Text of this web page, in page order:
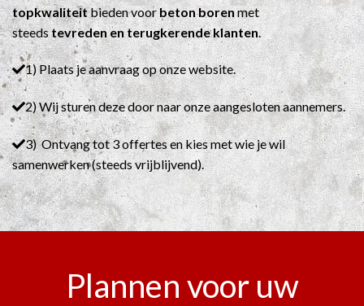
topkwaliteitbieden voorbeton borenmet
steedstevreden en terugkerende klanten
1) Plaats je aanvraag op onze website.
2) Wij sturen deze door naar onze aangesloten aannemers.
3) Ontvang tot 3 offertes en kies met wie je wil
samenwerken (steeds vrijblijvend).
Plannen voor uw